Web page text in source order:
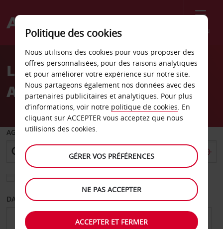
Menu
Welcome
AvisLocation de voiture
Aéroport de Trelew
AGENCE DE DÉPART
Sélectionnez une autre agence de retour
DATE DE DÉPART DATE DE RETOUR
Politique des cookies
Nous utilisons des cookies pour vous proposer des
offres personnalisées, pour des raisons analytiques
et pour améliorer votre expérience sur notre site.
Nous partageons également nos données avec des
partenaires publicitaires et analytiques. Pour plus
d’informations, voir notre politique de cookies. En
cliquant sur ACCEPTER vous acceptez que nous
utilisions des cookies.
GÉRER VOS PRÉFÉRENCES
NE PAS ACCEPTER
ACCEPTER ET FERMER